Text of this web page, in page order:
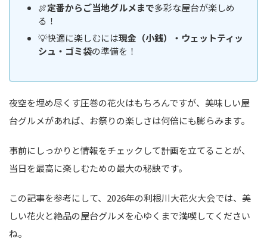
🍖定番からご当地グルメまで多彩な屋台が楽しめ
る！
💡快適に楽しむには現金（小銭）・ウェットティッ
シュ・ゴミ袋の準備を！
夜空を埋め尽くす圧巻の花火はもちろんですが、美味しい屋
台グルメがあれば、お祭りの楽しさは何倍にも膨らみます。
事前にしっかりと情報をチェックして計画を立てることが、
当日を最高に楽しむための最大の秘訣です。
この記事を参考にして、2026年の利根川大花火大会では、美
しい花火と絶品の屋台グルメを心ゆくまで満喫してください
ね。